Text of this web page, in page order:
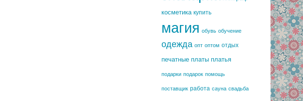
косметика купить
магия обувь обучение
одежда опт оптом отдых
печатные платы платья
подарки подарок помощь
поставщик работа сауна свадьба